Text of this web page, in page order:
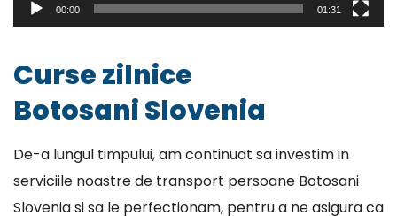
00:00 01:31
Curse zilnice
Botosani Slovenia
De-a lungul timpului, am continuat sa investim in
serviciile noastre de transport persoane Botosani
Slovenia si sa le perfectionam, pentru a ne asigura ca